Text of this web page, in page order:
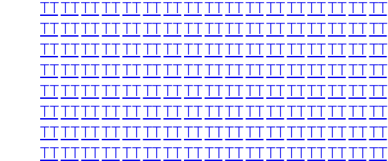
TTTTTTTTTTTTTTTTTTTTTTTTTTTTTTTTTT
TTTTTTTTTTTTTTTTTTTTTTTTTTTTTTTTTT
TTTTTTTTTTTTTTTTTTTTTTTTTTTTTTTTTT
TTTTTTTTTTTTTTTTTTTTTTTTTTTTTTTTTT
TTTTTTTTTTTTTTTTTTTTTTTTTTTTTTTTTT
TTTTTTTTTTTTTTTTTTTTTTTTTTTTTTTTTT
TTTTTTTTTTTTTTTTTTTTTTTTTTTTTTTTTT
TTTTTTTTTTTTTTTTTTTTTTTTTTTTTTTTTT